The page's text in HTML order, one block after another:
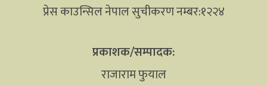
प्रेस काउन्सिल नेपाल सुचीकरण नम्बर:१२२४
प्रकाशक/सम्पादक:
राजाराम फुयाल